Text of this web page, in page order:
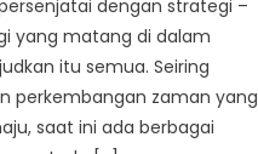
dengan strategi –
yang matang di dalam
itu semua. Seiring
perkembangan zaman yang
saat ini ada berbagai